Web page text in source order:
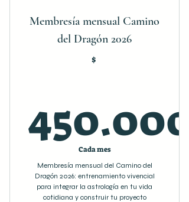
Membresía mensual Camino
del Dragón 2026
$
450.000
Cada mes
Membresía mensual del Camino del
Dragón 2026: entrenamiento vivencial
para integrar la astrología en tu vida
cotidiana y construir tu proyecto